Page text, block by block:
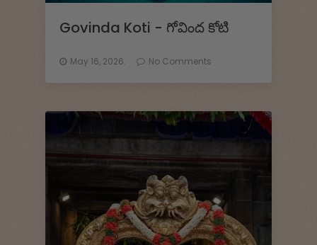
Govinda Koti - గోవింద కోటి
May 16, 2026. No Comments